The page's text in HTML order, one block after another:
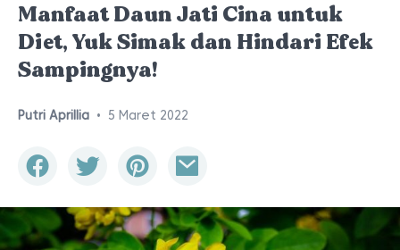
Manfaat Daun Jati Cina untuk
Diet, Yuk Simak dan Hindari Efek
Sampingnya!
Putri Aprillia • 5 Maret 2022